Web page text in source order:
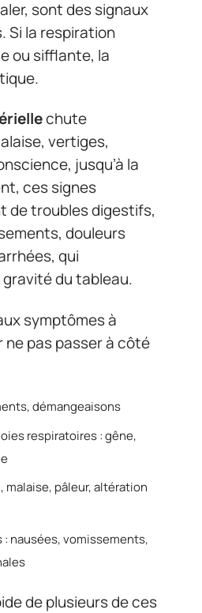
sont des signaux
Si la respiration
ou sifflante, la
chute
vertiges,
jusqu’à la
ces signes
de troubles digestifs,
douleurs
qui
du tableau.
symptômes à
pas passer à côté
démangeaisons
respiratoires : gêne,
malaise, pâleur, altération
nausées, vomissements,
de plusieurs de ces